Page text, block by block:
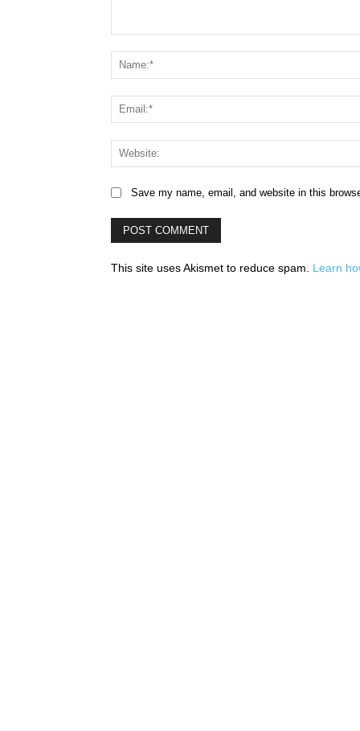
Save my name, email, and website in this
This site uses Akismet to reduce spam. Learn